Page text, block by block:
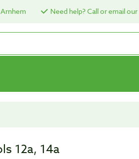
Need help? Call or email
12a, 14a